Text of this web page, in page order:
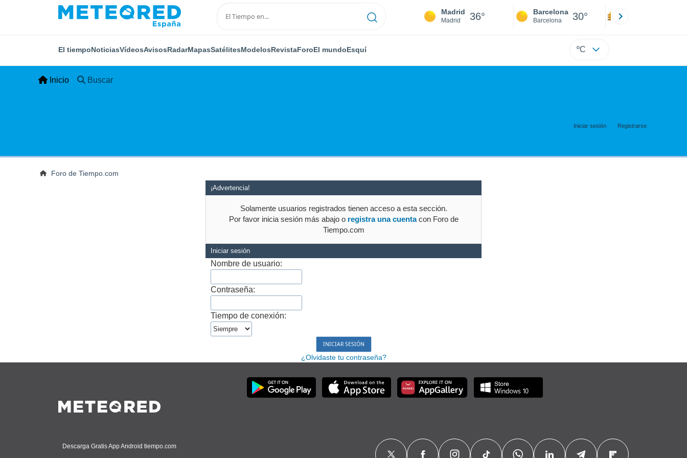
Madrid
Madrid 36° Barcelona
Barcelona 30°
El tiempoNoticiasVídeosAvisosRadarMapasSatélitesModelosRevistaForoEl mundoEsquí ºC
Inicio Buscar
Iniciar sesión Registrarse
Foro de Tiempo.com
¡Advertencia!
Solamente usuarios registrados tienen acceso a esta sección.
Por favor inicia sesión más abajo o registra una cuentacon Foro de
Tiempo.com
Iniciar sesión
Nombre de usuario:
Contraseña:
Tiempo de conexión:
¿Olvidaste tu contraseña?
Descarga Gratis App Android tiempo.com